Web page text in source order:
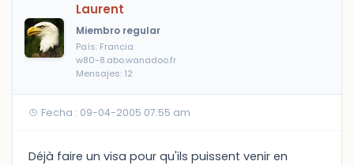
Laurent
Miembro regular
País: Francia
w80-8.abo.wanadoo.fr
Mensajes: 12
Fecha : 09-04-2005 07:55 am
Déjà faire un visa pour qu'ils puissent venir en